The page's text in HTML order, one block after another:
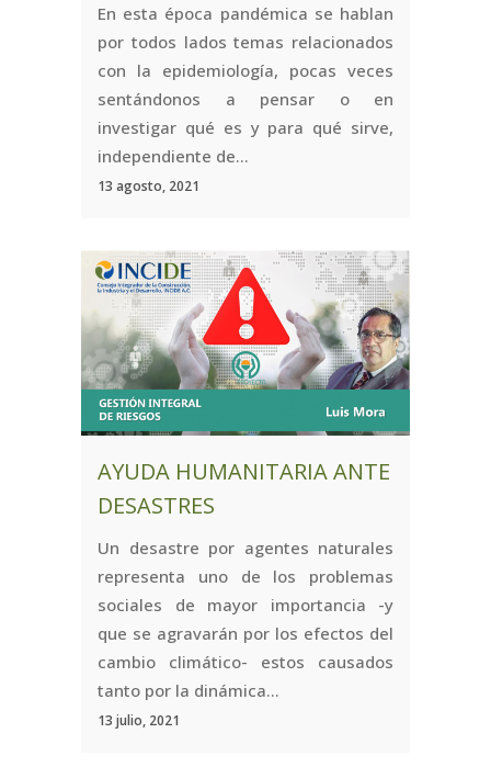
En esta época pandémica se hablan
por todos lados temas relacionados
con la epidemiología, pocas veces
sentándonos a pensar o en
investigar qué es y para qué sirve,
independiente de...
13 agosto, 2021
AYUDA HUMANITARIA ANTE
DESASTRES
Un desastre por agentes naturales
representa uno de los problemas
sociales de mayor importancia -y
que se agravarán por los efectos del
cambio climático- estos causados
tanto por la dinámica...
13 julio, 2021